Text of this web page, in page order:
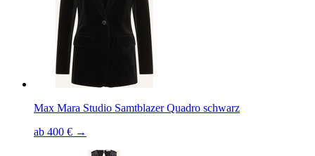
Max Mara Studio Samtblazer Quadro schwarz
ab 400 € →